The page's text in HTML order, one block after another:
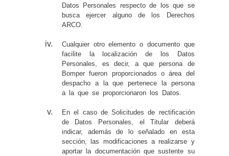
Datos Personales respecto de los que se
busca ejercer alguno de los Derechos
ARCO.
Cualquier otro elemento o documento que
facilite la localización de los Datos
Personales, es decir, a que persona de
Bomper fueron proporcionados o área del
despacho a la que pertenece la persona
a la que se proporcionaron los Datos.
En el caso de Solicitudes de rectificación
de Datos Personales, el Titular deberá
indicar, además de lo señalado en esta
sección, las modificaciones a realizarse y
aportar la documentación que sustente su